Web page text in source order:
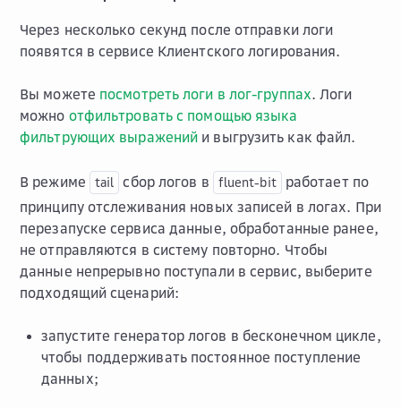
Через несколько секунд после отправки логи
появятся в сервисе Клиентского логирования.
Вы можете посмотреть логи в лог-группах. Логи
можно отфильтровать с помощью языка
фильтрующих выражений и выгрузить как файл.
В режиме tail сбор логов в fluent-bit
работает по
принципу отслеживания новых записей в логах. При
перезапуске сервиса данные, обработанные ранее,
не отправляются в систему повторно. Чтобы
данные непрерывно поступали в сервис, выберите
подходящий сценарий:
запустите генератор логов в бесконечном цикле,
чтобы поддерживать постоянное поступление
данных;